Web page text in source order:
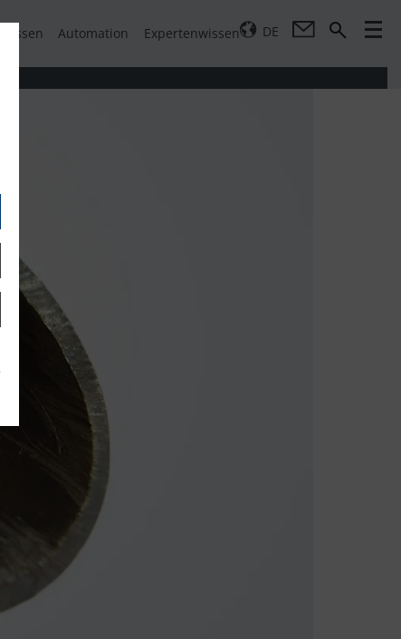
Automation Expertenwissen DE